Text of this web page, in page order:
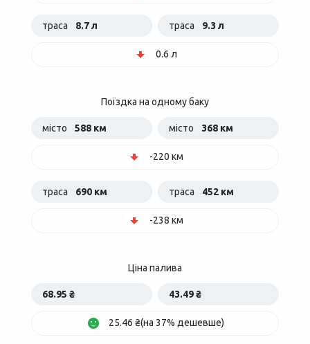
траса 8.7 л траса 9.3 л
0.6 л
Поїздка на одному баку
місто 588 км місто 368 км
-220 км
траса 690 км траса 452 км
-238 км
Ціна палива
68.95 ₴ 43.49 ₴
25.46 ₴(на 37% дешевше)